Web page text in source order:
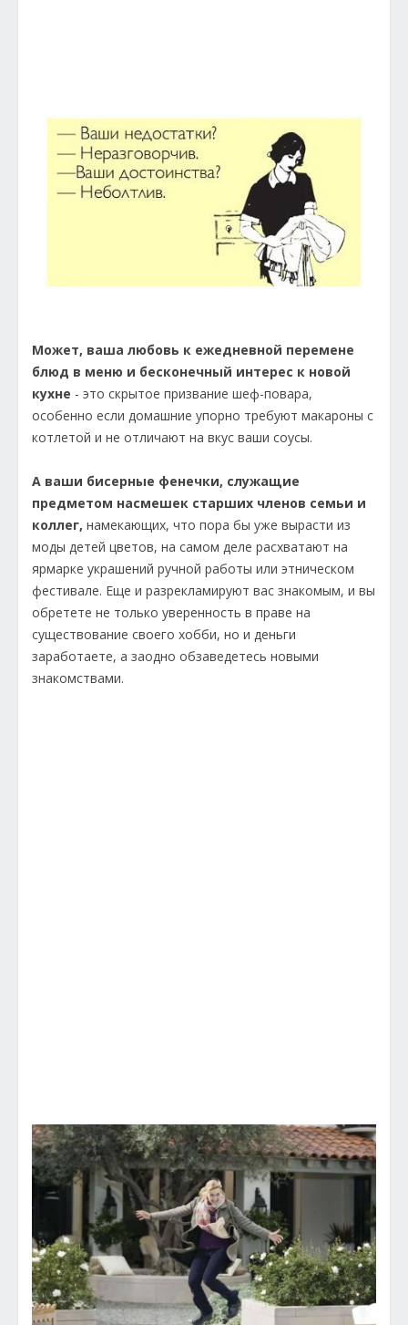
Может, ваша любовь к ежедневной перемене
блюд в меню и бесконечный интерес к новой
кухне - это скрытое призвание шеф-повара,
особенно если домашние упорно требуют макароны с
котлетой и не отличают на вкус ваши соусы.
А ваши бисерные фенечки, служащие
предметом насмешек старших членов семьи и
коллег, намекающих, что пора бы уже вырасти из
моды детей цветов, на самом деле расхватают на
ярмарке украшений ручной работы или этническом
фестивале. Еще и разрекламируют вас знакомым, и вы
обретете не только уверенность в праве на
существование своего хобби, но и деньги
заработаете, а заодно обзаведетесь новыми
знакомствами.